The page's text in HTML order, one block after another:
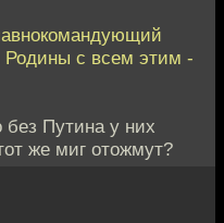
Родины с всем этим -
без Путина у них
же миг отожмут?